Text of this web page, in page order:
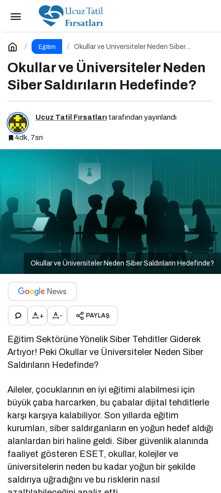
Eğitim
Okullar ve Üniversiteler Neden Siber
Okullar ve Üniversiteler Neden
Siber Saldırıların Hedefinde?
Ucuz Tatil Fırsatları tarafından yayınlandı
4dk, 7sn
Okullar ve Üniversiteler Neden Siber Saldırıların Hedefinde?
+ - PAYLAŞ
Eğitim Sektörüne Yönelik Siber Tehditler Giderek
Artıyor! Peki Okullar ve Üniversiteler Neden Siber
Saldırıların Hedefinde?
Aileler, çocuklarının en iyi eğitimi alabilmesi için
büyük çaba harcarken, bu çabalar dijital tehditlerle
karşı karşıya kalabiliyor. Son yıllarda eğitim
kurumları, siber saldırganların en yoğun hedef aldığı
alanlardan biri haline geldi. Siber güvenlik alanında
faaliyet gösteren ESET, okullar, kolejler ve
üniversitelerin neden bu kadar yoğun bir şekilde
saldırıya uğradığını ve bu risklerin nasıl
Gazeteci İlknur Yılmaz, İstinye Üniversitesi’nde
Dijital Medya Okuryazarlığı Dersinin Konuğu Oldu
Yorum Yap